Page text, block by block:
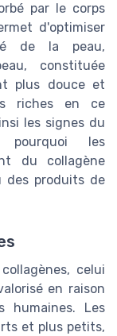
par le corps
d'optimiser
de la peau,
constituée
plus douce et
riches en ce
les signes du
pourquoi les
du collagène
des produits de
celui
en raison
humaines. Les
et plus petits,